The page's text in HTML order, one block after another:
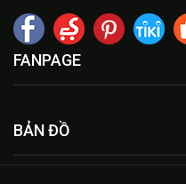
FANPAGE
BẢN ĐỒ